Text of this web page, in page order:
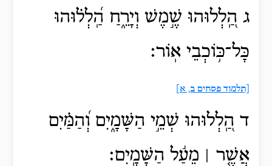
ג הַֽ֭לְלוּהוּ שֶׁ֣מֶשׁ וְיָרֵ֑חַ הַֽ֝לְל֗וּהוּ
כָּל־כּ֥וֹכְבֵי אֽוֹר׃
[תלמוד פסחים ב, א]
ד הַֽ֭לְלוּהוּ שְׁמֵ֣י הַשָּׁמָ֑יִם וְ֝הַמַּ֗יִם
אֲשֶׁ֤ר ׀ מֵעַ֬ל הַשָּׁמָֽיִם׃